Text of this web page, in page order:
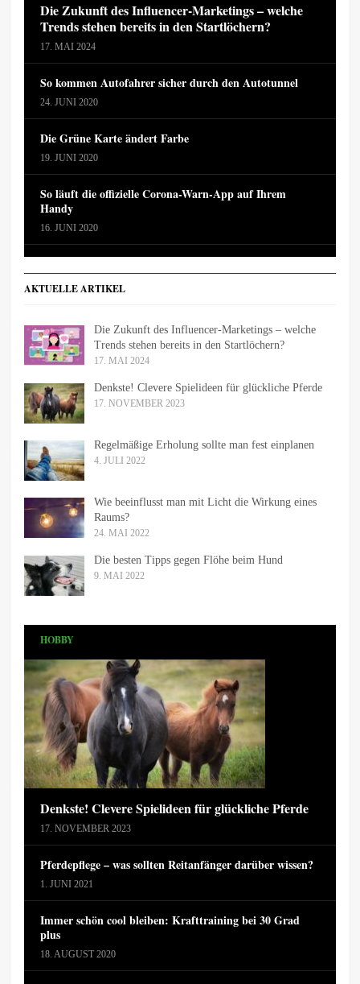
Die Zukunft des Influencer-Marketings – welche
Trends stehen bereits in den Startlöchern?
17. MAI 2024
So kommen Autofahrer sicher durch den Autotunnel
24. JUNI 2020
Die Grüne Karte ändert Farbe
19. JUNI 2020
So läuft die offizielle Corona-Warn-App auf Ihrem
Handy
16. JUNI 2020
AKTUELLE ARTIKEL
Die Zukunft des Influencer-Marketings – welche
Trends stehen bereits in den Startlöchern?
17. MAI 2024
Denkste! Clevere Spielideen für glückliche Pferde
17. NOVEMBER 2023
Regelmäßige Erholung sollte man fest einplanen
4. JULI 2022
Wie beeinflusst man mit Licht die Wirkung eines
Raums?
24. MAI 2022
Die besten Tipps gegen Flöhe beim Hund
9. MAI 2022
HOBBY
Denkste! Clevere Spielideen für glückliche Pferde
17. NOVEMBER 2023
Pferdepflege – was sollten Reitanfänger darüber wissen?
1. JUNI 2021
Immer schön cool bleiben: Krafttraining bei 30 Grad
plus
18. AUGUST 2020